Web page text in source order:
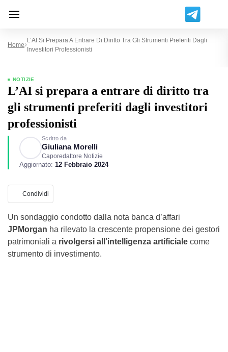
Home
L’AI Si Prepara A Entrare Di Diritto Tra Gli Strumenti Preferiti Dagli
Investitori Professionisti
NOTIZIE
L’AI si prepara a entrare di diritto tra
gli strumenti preferiti dagli investitori
professionisti
Scritto da
Giuliana Morelli
Caporedattore Notizie
Aggiornato: 12 Febbraio 2024
Condividi
Un sondaggio condotto dalla nota banca d’affari
JPMorgan ha rilevato la crescente propensione dei gestori
patrimoniali a rivolgersi all’intelligenza artificiale come
strumento di investimento.